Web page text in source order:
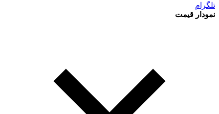
تلگرام
نمودار قیمت